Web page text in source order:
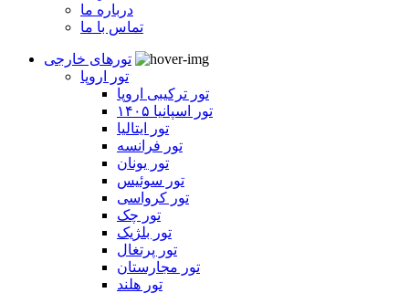
درباره ما
تماس با ما
تورهای خارجی
تور اروپا
تور ترکیبی اروپا
تور اسپانیا ۱۴۰۵
تور ایتالیا
تور فرانسه
تور یونان
تور سوئیس
تور کرواسی
تور چک
تور بلژیک
تور پرتغال
تور مجارستان
تور هلند